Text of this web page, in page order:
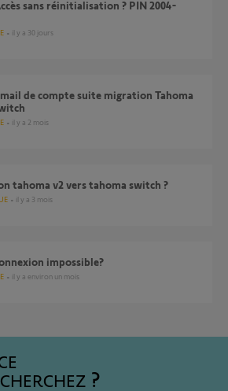
sans réinitialisation ? PIN 2004-
il y a 30 jours
il y a 2 mois
tahoma v2 vers tahoma switch ?
il y a 3 mois
impossible?
il y a environ un mois